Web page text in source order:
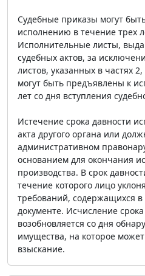
Судебные приказы могут
исполнению в течение трех
Исполнительные листы,
судебных актов, за
листов, указанных в частях
могут быть предъявлены к
лет со дня вступления
Истечение срока давности
акта другого органа или
административном
основанием для окончания
производства. В срок
течение которого лицо
требований, содержащихся
документе. Исчисление
возобновляется со дня
имущества, на которое
взыскание.